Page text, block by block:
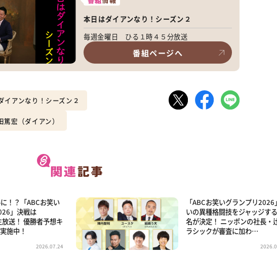
本日はダイアンなり！シーズン２
毎週金曜日 ひる１時４５分放送
番組ページへ
イアンなり！シーズン２
篤宏（ダイアン）
！？「ABCお笑い
」決戦は
送！ 優勝者予想キ
施中！
2026.07.24
「ABCお笑いグランプリ2026
いの異種格闘技をジャッジす
名が決定！ ニッポンの社長・
ラシックが審査に加わ…